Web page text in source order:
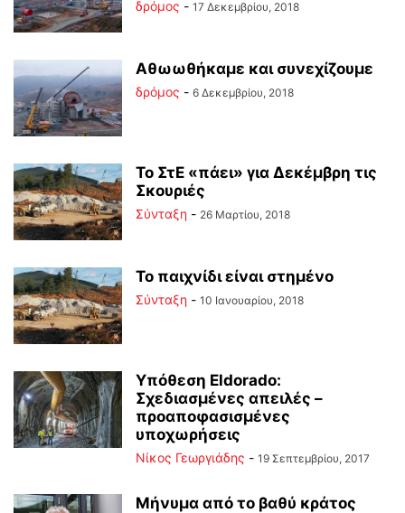
δρόμος - 17 Δεκεμβρίου, 2018
Αθωωθήκαμε και συνεχίζουμε
δρόμος - 6 Δεκεμβρίου, 2018
Το ΣτΕ «πάει» για Δεκέμβρη τις
Σκουριές
Σύνταξη - 26 Μαρτίου, 2018
Το παιχνίδι είναι στημένο
Σύνταξη - 10 Ιανουαρίου, 2018
Υπόθεση Eldorado:
Σχεδιασμένες απειλές –
προαποφασισμένες
υποχωρήσεις
Νίκος Γεωργιάδης - 19 Σεπτεμβρίου, 2017
Μήνυμα από το βαθύ κράτος